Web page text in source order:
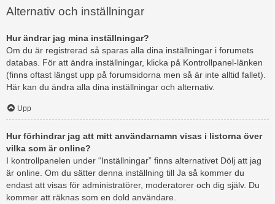
Alternativ och inställningar
Hur ändrar jag mina inställningar?
Om du är registrerad så sparas alla dina inställningar i forumets
databas. För att ändra inställningar, klicka på Kontrollpanel-länken
(finns oftast längst upp på forumsidorna men så är inte alltid fallet).
Här kan du ändra alla dina inställningar och alternativ.
Upp
Hur förhindrar jag att mitt användarnamn visas i listorna över
vilka som är online?
I kontrollpanelen under “Inställningar” finns alternativet Dölj att jag
är online. Om du sätter denna inställning till Ja så kommer du
endast att visas för administratörer, moderatorer och dig själv. Du
kommer att räknas som en dold användare.